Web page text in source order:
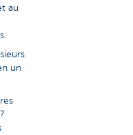
au
un